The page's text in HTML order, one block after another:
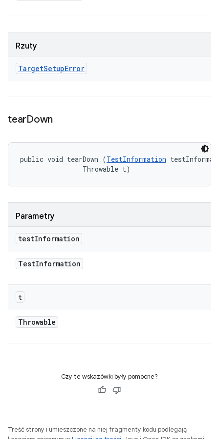
Rzuty
TargetSetupError
tearDown
public void tearDown (TestInformation
                Throwable t)
Parametry
testInformation
TestInformation
t
Throwable
Czy te wskazówki były pomocne?
Treść strony i umieszczone na niej fragmenty kodu podlegają